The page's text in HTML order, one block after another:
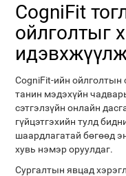
CogniFit
ойлголтыг
CogniFit-ийн ойлголтын
танин мэдэхүйн
сэтгэлзүйн онлайн
гүйцэтгэхийн тулд
шаардлагатай бөгөөд
хувь нэмэр оруулдаг.
Сургалтын явцад